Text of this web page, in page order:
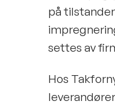
på
settes av
Hos